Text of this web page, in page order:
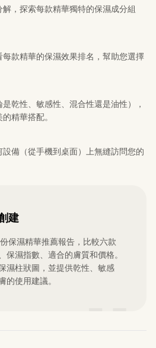
，探索每款精華獨特的保濕成分組
款精華的保濕效果排名，幫助您選擇
乾性、敏感性、混合性還是油性），
精華搭配。
備（從手機到桌面）上無縫訪問您的
建
保濕精華推薦報告，比較六款
保濕指數、適合的膚質和價格。
濕柱狀圖，並提供乾性、敏感
的使用建議。